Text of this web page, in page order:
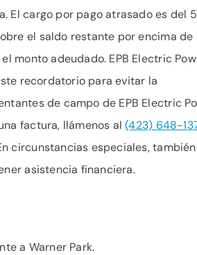
El cargo por pago atrasado es del
el saldo restante por encima de
monto adeudado. EPB Electric
recordatorio para evitar la
de campo de EPB Electric
factura, llámenos al(423) 648-
circunstancias especiales, también
asistencia financiera.
a Warner Park.